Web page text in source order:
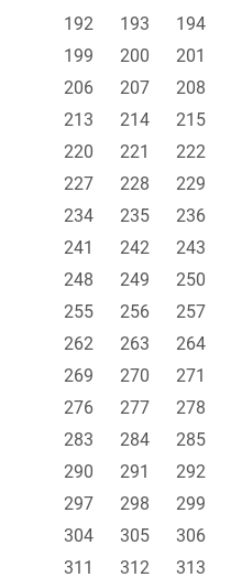
192
193 194
199
200 201
206
207 208
213
214 215
220
221 222
227
228 229
234
235 236
241
242 243
248
249 250
255
256 257
262
263 264
269
270 271
276
277 278
283
284 285
290
291 292
297
298 299
304
305 306
311
312 313